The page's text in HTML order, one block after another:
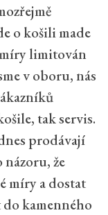
o košili made
limitován
v oboru, nás
tak servis.
prodávají
že
míry a dostat
kamenného